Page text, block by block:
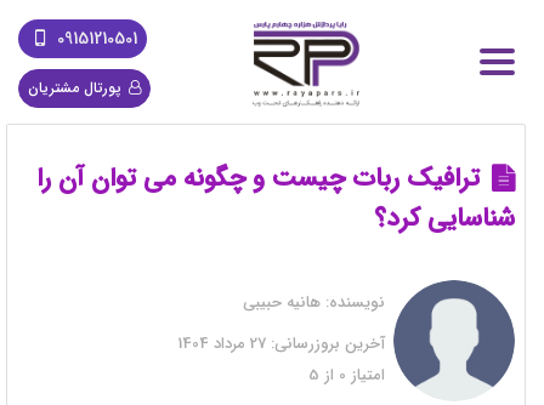
09151210501
پورتال مشتریان
ترافیک ربات چیست و چگونه می توان آن را
شناسایی کرد؟
نویسنده: هانیه حبیبی
آخرین بروزرسانی:
امتیاز 0 از 5